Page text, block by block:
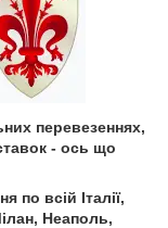
перевезеннях,
- ось що
по всій Італії,
Неаполь,